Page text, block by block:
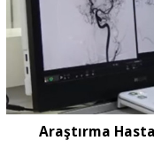
Araştırma